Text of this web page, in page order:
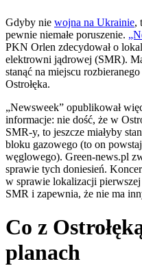
Gdyby nie wojna na Ukrainie,
pewnie niemałe poruszenie.
PKN Orlen zdecydował o
elektrowni jądrowej (SMR).
stanąć na miejscu
Ostrołęka.
„Newsweek” opublikował
informacje: nie dość, że w
SMR-y, to jeszcze miałyby
bloku gazowego (to on
węglowego). Green-news.pl
sprawie tych doniesień.
w sprawie lokalizacji
SMR i zapewnia, że nie ma
Co z
planach